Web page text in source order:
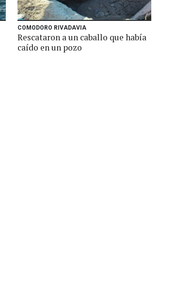
COMODORO RIVADAVIA
Rescataron a un caballo que había
caído en un pozo